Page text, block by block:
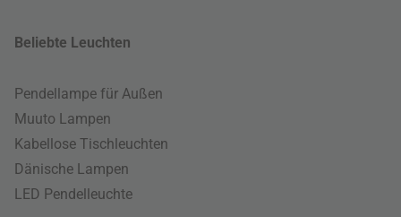
Beliebte Leuchten
Pendellampe für Außen
Muuto Lampen
Kabellose Tischleuchten
Dänische Lampen
LED Pendelleuchte